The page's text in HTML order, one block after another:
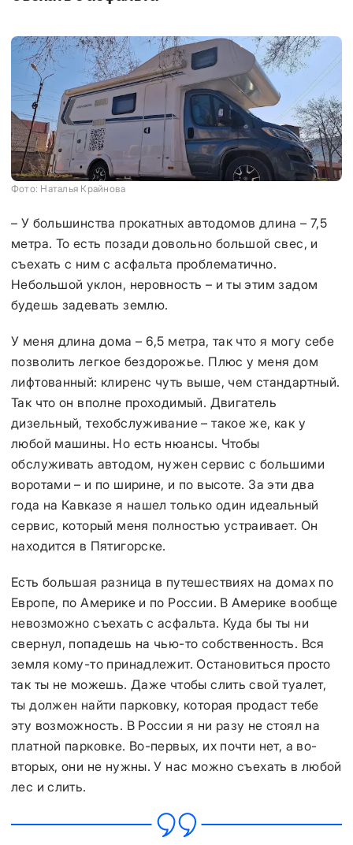
Фото: Наталья Крайнова
– У большинства прокатных автодомов длина – 7,5
метра. То есть позади довольно большой свес, и
съехать с ним с асфальта проблематично.
Небольшой уклон, неровность – и ты этим задом
будешь задевать землю.
У меня длина дома – 6,5 метра, так что я могу себе
позволить легкое бездорожье. Плюс у меня дом
лифтованный: клиренс чуть выше, чем стандартный.
Так что он вполне проходимый. Двигатель
дизельный, техобслуживание – такое же, как у
любой машины. Но есть нюансы. Чтобы
обслуживать автодом, нужен сервис с большими
воротами – и по ширине, и по высоте. За эти два
года на Кавказе я нашел только один идеальный
сервис, который меня полностью устраивает. Он
находится в Пятигорске.
Есть большая разница в путешествиях на домах по
Европе, по Америке и по России. В Америке вообще
невозможно съехать с асфальта. Куда бы ты ни
свернул, попадешь на чью-то собственность. Вся
земля кому-то принадлежит. Остановиться просто
так ты не можешь. Даже чтобы слить свой туалет,
ты должен найти парковку, которая продаст тебе
эту возможность. В России я ни разу не стоял на
платной парковке. Во-первых, их почти нет, а во-
вторых, они не нужны. У нас можно съехать в любой
лес и слить.